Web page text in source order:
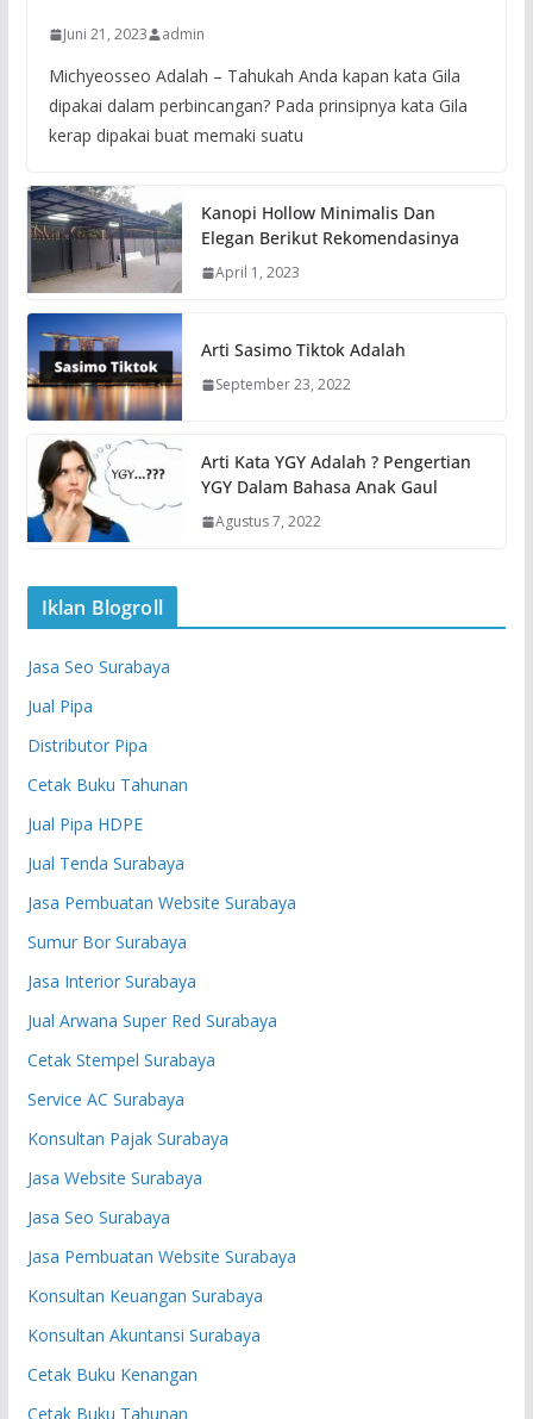
Juni 21, 2023 admin
Michyeosseo Adalah – Tahukah Anda kapan kata Gila
dipakai dalam perbincangan? Pada prinsipnya kata Gila
kerap dipakai buat memaki suatu
Kanopi Hollow Minimalis Dan
Elegan Berikut Rekomendasinya
April 1, 2023
Arti Sasimo Tiktok Adalah
September 23, 2022
Arti Kata YGY Adalah ? Pengertian
YGY Dalam Bahasa Anak Gaul
Agustus 7, 2022
Iklan Blogroll
Jasa Seo Surabaya
Jual Pipa
Distributor Pipa
Cetak Buku Tahunan
Jual Pipa HDPE
Jual Tenda Surabaya
Jasa Pembuatan Website Surabaya
Sumur Bor Surabaya
Jasa Interior Surabaya
Jual Arwana Super Red Surabaya
Cetak Stempel Surabaya
Service AC Surabaya
Konsultan Pajak Surabaya
Jasa Website Surabaya
Jasa Seo Surabaya
Jasa Pembuatan Website Surabaya
Konsultan Keuangan Surabaya
Konsultan Akuntansi Surabaya
Cetak Buku Kenangan
Cetak Buku Tahunan